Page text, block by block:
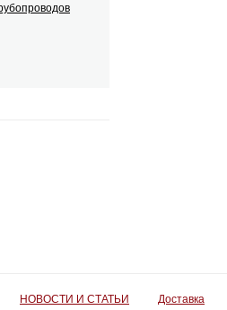
НОВОСТИ И СТАТЬИ Доставка